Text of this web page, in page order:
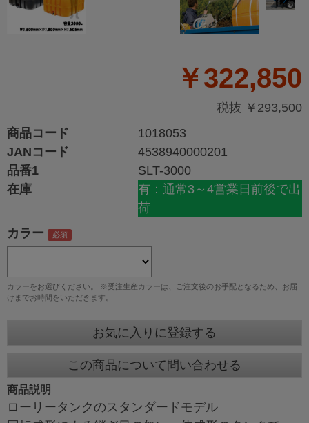
￥322,850
税抜 ￥293,500
商品コード
1018053
JANコード
4538940000201
品番1
SLT-3000
在庫
有：通常3～4営業日前後で出
荷
カラー
カラーをお選びください。 ※受注生産カラーは、ご注文後のお手配となるため、お届
けまでお時間をいただきます。
お気に入りに登録する
この商品について問い合わせる
商品説明
ローリータンクのスタンダードモデル